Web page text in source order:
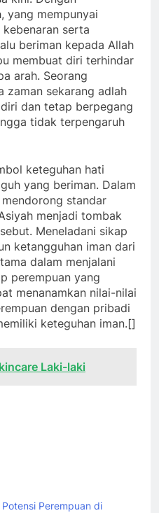
yang mempunyai
serta
beriman kepada Allah
membuat diri terhindar
arah. Seorang
zaman sekarang adlah
dan tetap berpegang
tidak terpengaruh
keteguhan hati
yang beriman. Dalam
standar
menjadi tombak
Meneladani sikap
ketangguhan iman dari
dalam menjalani
perempuan yang
menanamkan nilai-nilai
dengan pribadi
keteguhan iman.[]
Laki-laki
Potensi Perempuan di